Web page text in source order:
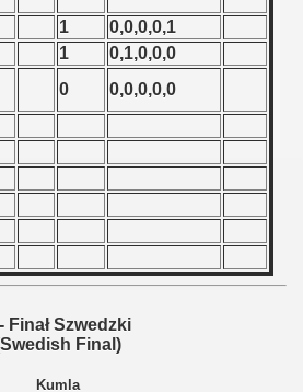
1
0,0,0,0,1
1
0,1,0,0,0
0 0,0,0,0,0
Finał Szwedzki
Final)
Kumla